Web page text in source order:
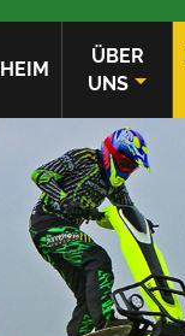
HEIM
ÜBER
UNS